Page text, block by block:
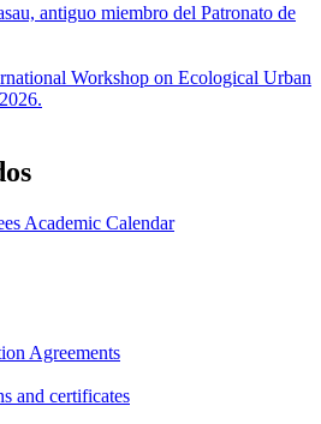
antiguo miembro del Patronato de
Workshop on Ecological Urban
Academic Calendar
Agreements
and certificates